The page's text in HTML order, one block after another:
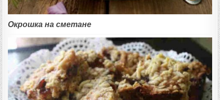
Окрошка на сметане